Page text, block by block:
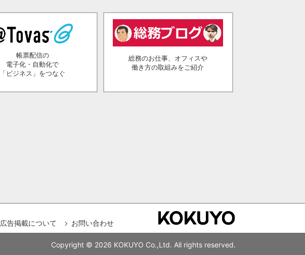
帳票配信の
電子化・自動化で
「ビジネス」をつなぐ
総務のお仕事、オフィスや
働き方の取組みをご紹介
広告掲載について お問い合わせ
Copyright © 2026 KOKUYO Co.,Ltd. All rights reserved.